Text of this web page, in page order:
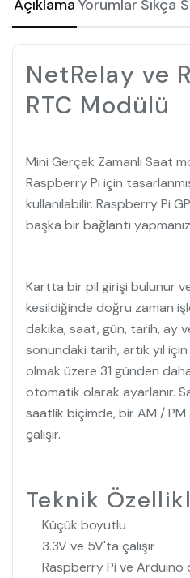
Açıklama Yorumlar Sıkça
NetRelay ve
RTC Modülü
Mini Gerçek Zamanlı Saat
Raspberry Pi için
kullanılabilir. Raspberry Pi
başka bir bağlantı
Kartta bir pil girişi bulunur
kesildiğinde doğru zaman
dakika, saat, gün, tarih, ay
sonundaki tarih, artık yıl
olmak üzere 31 günden
otomatik olarak ayarlanır.
saatlik biçimde, bir AM /
çalışır.
Teknik
Küçük boyutlu
3.3V ve 5V'ta çalışır
Raspberry Pi ve Arduino